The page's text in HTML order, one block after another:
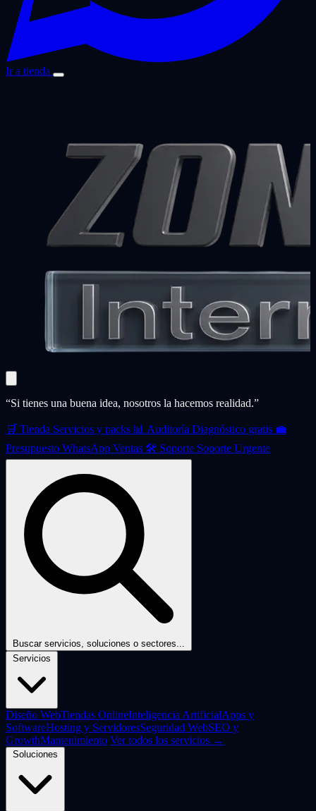
Ir a tienda
“Si tienes una buena idea, nosotros la hacemos realidad.”
🛒 Tienda Servicios y packs 📊 Auditoría Diagnóstico gratis 💼
Presupuesto WhatsApp Ventas 🛠️ Soporte Soporte Urgente
Buscar servicios, soluciones o sectores...
Servicios
Diseño WebTiendas OnlineInteligencia ArtificialApps y
SoftwareHosting y ServidoresSeguridad WebSEO y
GrowthMantenimiento Ver todos los servicios →
Soluciones